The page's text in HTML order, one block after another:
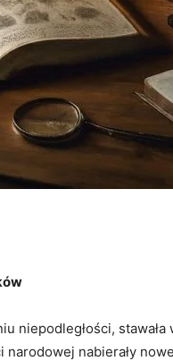
niepodległości,
nabierały